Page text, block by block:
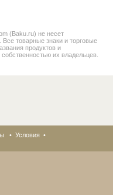
(Baku.ru) не несет
товарные знаки и торговые
продуктов и
их владельцев.
• Условия •